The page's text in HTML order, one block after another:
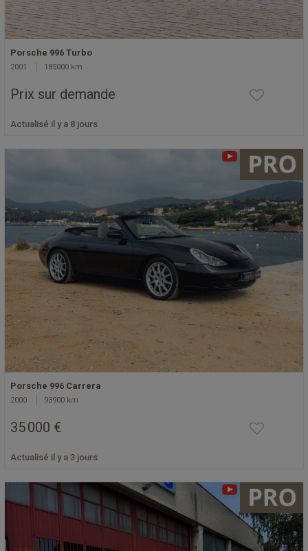
Porsche 996 Turbo
2001 185000 km
Prix sur demande
Actualisé il y a 8 jours
Porsche 996 Carrera
2000 93900 km
35 000 €
Actualisé il y a 3 jours